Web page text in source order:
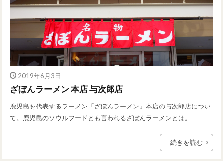
2019年6月3日
ざぼんラーメン 本店 与次郎店
鹿児島を代表するラーメン「ざぼんラーメン」本店の与次郎店につい
て。鹿児島のソウルフードとも言われるざぼんラーメンとは。
続きを読む